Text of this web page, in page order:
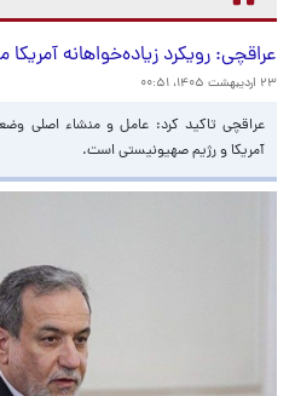
عراقچی: رویکرد زیاده‌خواهانه
۲۳ اردیبهشت ۱۴۰۵، ۰۰:۵۱
عراقچی تاکید کرد: عامل و منشاء اصلی
آمریکا و رژیم صهیونیستی است.